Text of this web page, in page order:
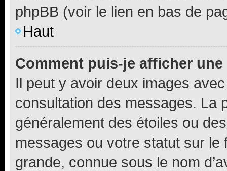
phpBB (voir le lien en bas de
Haut
Comment puis-je afficher
Il peut y avoir deux images
consultation des messages. La
généralement des étoiles ou
messages ou votre statut sur
grande, connue sous le nom